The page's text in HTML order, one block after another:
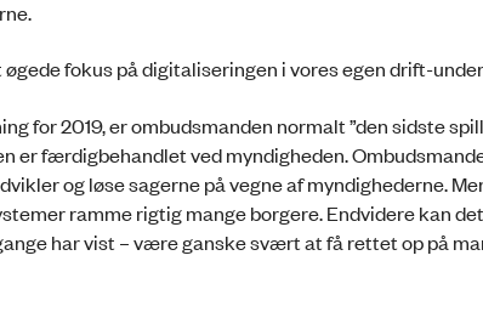
øgede fokus på digitaliseringen i vores egen drift-
for 2019, er ombudsmanden normalt ”den sidste
er færdigbehandlet ved myndigheden.
og løse sagerne på vegne af myndighederne.
ramme rigtig mange borgere. Endvidere kan det
har vist – være ganske svært at få rettet op på